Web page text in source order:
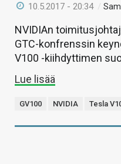
10.5.2017 - 20:34 /
NVIDIAn
GTC-konfrenssin
V100 -kiihdyttimen
Lue lisää
GV100 NVIDIA Tesla